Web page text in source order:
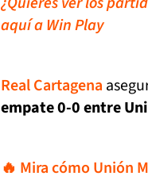
aquí a Win Play
Real Cartagena
empate 0-0 entre
🔥 Mira cómo Unión